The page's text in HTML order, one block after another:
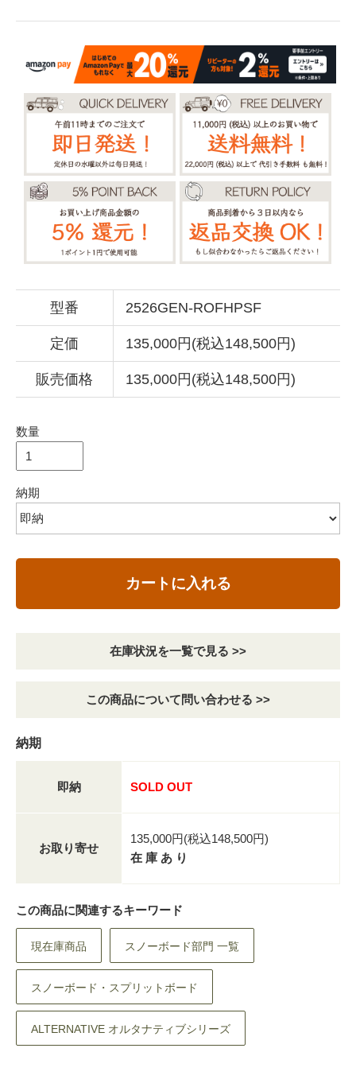
型番 2526GEN-ROFHPSF
定価 135,000円(税込148,500円)
販売価格 135,000円(税込148,500円)
数量
納期
カートに入れる
在庫状況を一覧で見る >>
この商品について問い合わせる >>
納期
即納 SOLD OUT
お取り寄せ
135,000円(税込148,500円)
在 庫 あ り
この商品に関連するキーワード
現在庫商品 スノーボード部門 一覧
スノーボード・スプリットボード
ALTERNATIVE オルタナティブシリーズ